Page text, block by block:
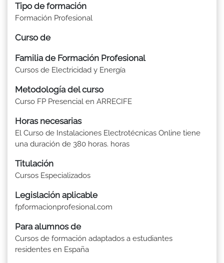
Tipo de formación
Formación Profesional
Curso de
Familia de Formación Profesional
Cursos de Electricidad y Energía
Metodología del curso
Curso FP Presencial en ARRECIFE
Horas necesarias
El Curso de Instalaciones Electrotécnicas Online tiene
una duración de 380 horas. horas
Titulación
Cursos Especializados
Legislación aplicable
fpformacionprofesional.com
Para alumnos de
Cursos de formación adaptados a estudiantes
residentes en España